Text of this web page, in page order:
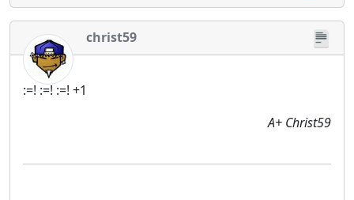
christ59
:=! :=! :=! +1
A+ Christ59